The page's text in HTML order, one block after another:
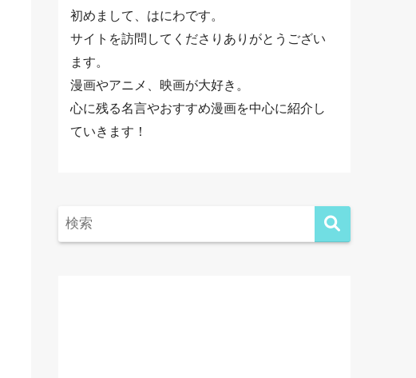
初めまして、はにわです。
サイトを訪問してくださりありがとうござい
ます。
漫画やアニメ、映画が大好き。
心に残る名言やおすすめ漫画を中心に紹介し
ていきます！